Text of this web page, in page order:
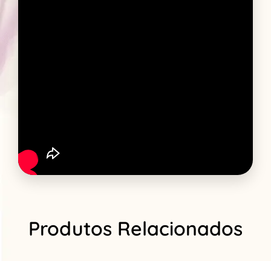
Produtos Relacionados